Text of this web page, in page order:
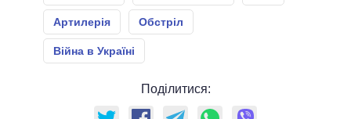
Артилерія Обстріл
Війна в Україні
Поділитися: